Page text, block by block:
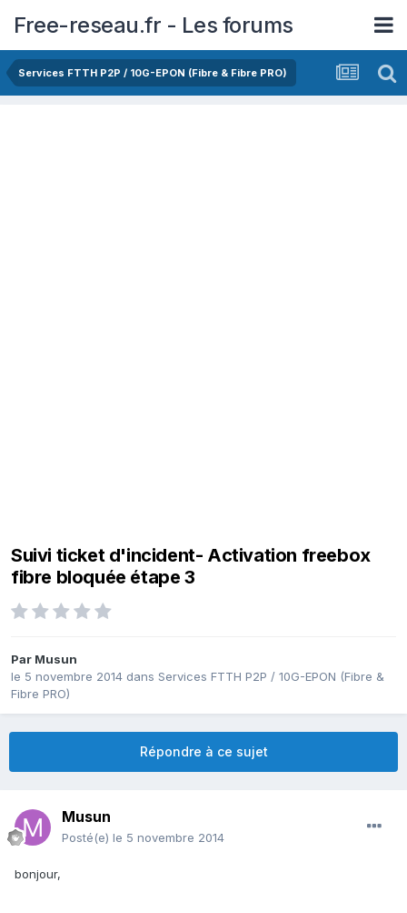
Free-reseau.fr - Les forums
Services FTTH P2P / 10G-EPON (Fibre & Fibre PRO)
Suivi ticket d'incident- Activation freebox
fibre bloquée étape 3
Par Musun
le 5 novembre 2014 dans Services FTTH P2P / 10G-EPON (Fibre &
Fibre PRO)
Répondre à ce sujet
Musun
Posté(e) le 5 novembre 2014
bonjour,